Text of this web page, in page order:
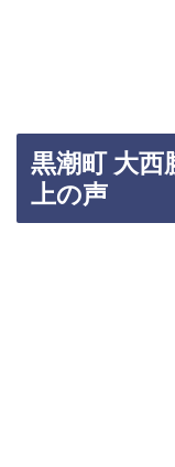
黒潮町 大西
上の声